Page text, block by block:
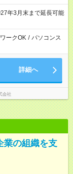
年3月末まで延長可能
ークOK / パソコンス
詳細へ
会社
の組織を支